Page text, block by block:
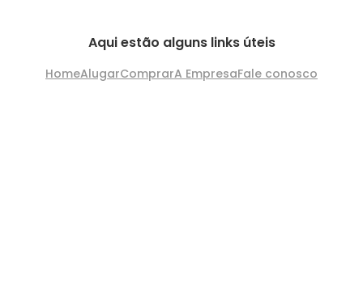
Aqui estão alguns links úteis
HomeAlugarComprarA EmpresaFale conosco